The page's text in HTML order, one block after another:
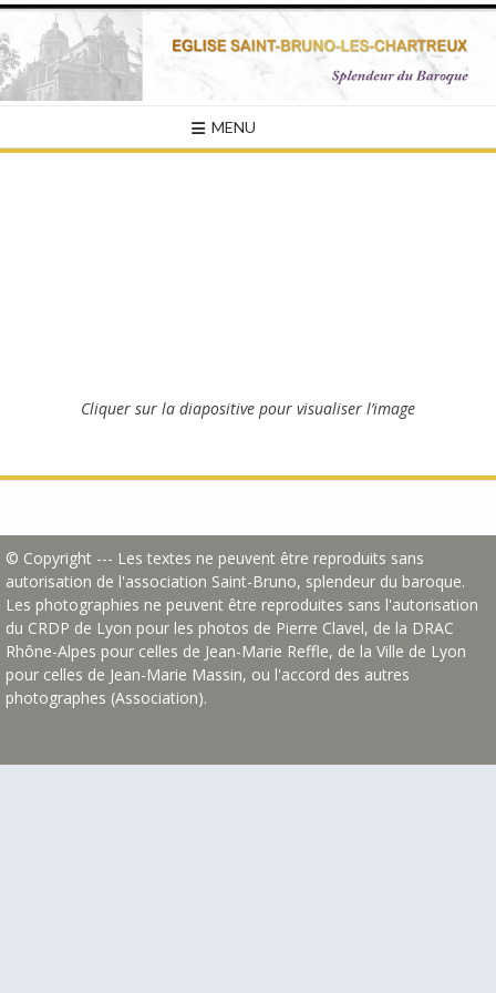
Skip
to
content
MENU
Cliquer sur la diapositive pour visualiser l’image
© Copyright --- Les textes ne peuvent être reproduits sans
autorisation de l'association Saint-Bruno, splendeur du baroque.
Les photographies ne peuvent être reproduites sans l'autorisation
du CRDP de Lyon pour les photos de Pierre Clavel, de la DRAC
Rhône-Alpes pour celles de Jean-Marie Reffle, de la Ville de Lyon
pour celles de Jean-Marie Massin, ou l'accord des autres
photographes (Association).